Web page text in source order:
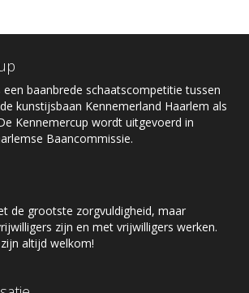
een baanbrede schaatscompetitie tussen
kunstijsbaan Kennemerland Haarlem als
Kennemercup wordt uitgevoerd in
Baancommissie.
de grootste zorgvuldigheid, maar
zijn en met vrijwilligers werken.
altijd welkom!